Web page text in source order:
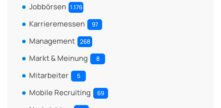
Jobbörsen 1.176
Karrieremessen 97
Management 268
Markt & Meinung 8
Mitarbeiter 5
Mobile Recruiting 69